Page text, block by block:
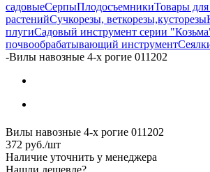
садовыеСерпыПлодосъемникиТовары
растенийСучкорезы, веткорезы,кусторезы
плугиСадовый инструмент серии
почвообрабатывающий инструмент
-Вилы навозные 4-х рогие 011202
Вилы навозные 4-х рогие 011202
372 руб./шт
Наличие уточнить у менеджера
Нашли дешевле?